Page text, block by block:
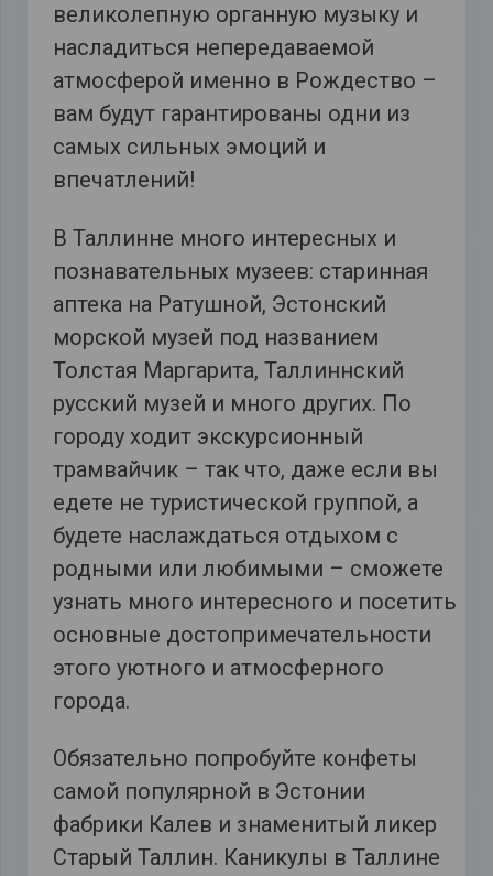
великолепную органную музыку и
насладиться непередаваемой
атмосферой именно в Рождество –
вам будут гарантированы одни из
самых сильных эмоций и
впечатлений!
В Таллинне много интересных и
познавательных музеев: старинная
аптека на Ратушной, Эстонский
морской музей под названием
Толстая Маргарита, Таллиннский
русский музей и много других. По
городу ходит экскурсионный
трамвайчик – так что, даже если вы
едете не туристической группой, а
будете наслаждаться отдыхом с
родными или любимыми – сможете
узнать много интересного и посетить
основные достопримечательности
этого уютного и атмосферного
города.
Обязательно попробуйте конфеты
самой популярной в Эстонии
фабрики Калев и знаменитый ликер
Старый Таллин. Каникулы в Таллине